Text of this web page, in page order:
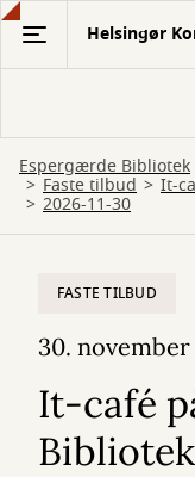
Gå
hovedindhold
Helsingør
Espergærde Bibliotek
Faste tilbud It-
2026-11-30
FASTE TILBUD
30. november
It-café
Bibliotek